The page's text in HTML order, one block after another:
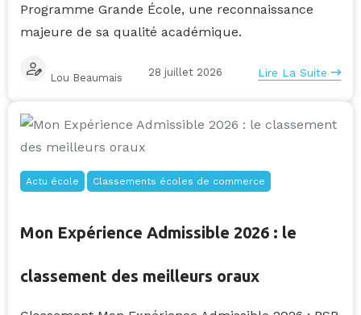
Programme Grande École, une reconnaissance
majeure de sa qualité académique.
Lou Beaumais 28 juillet 2026 Lire La Suite
Actu école Classements écoles de commerce
Mon Expérience Admissible 2026 : le
classement des meilleurs oraux